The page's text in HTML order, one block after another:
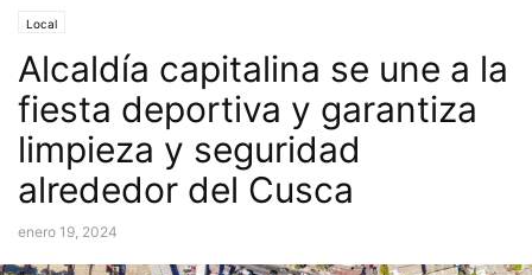
Local
Alcaldía capitalina se une a la
fiesta deportiva y garantiza
limpieza y seguridad
alrededor del Cusca
enero 19, 2024